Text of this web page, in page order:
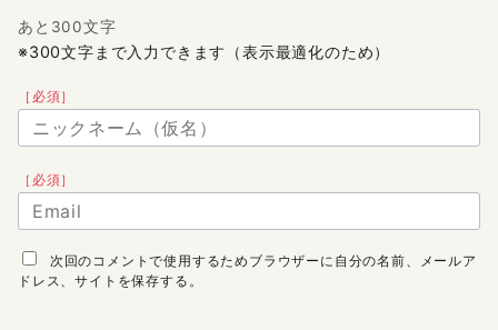
あと300文字
※300文字まで入力できます（表示最適化のため）
［必須］
［必須］
次回のコメントで使用するためブラウザーに自分の名前、メールア
ドレス、サイトを保存する。